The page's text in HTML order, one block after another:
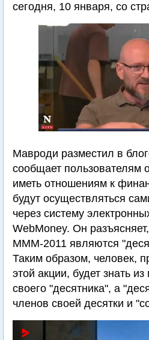
сегодня, 10 января, со
Мавроди разместил в
сообщает пользователям
иметь отношениям к
будут осуществляться
через систему
WebMoney. Он
МММ-2011 являются
Таким образом, человек,
этой акции, будет знать
своего "десятника", а
членов своей десятки и